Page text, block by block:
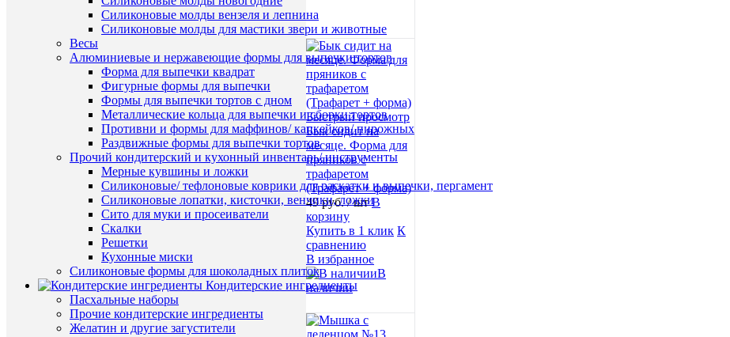
Силиконовые молды вензеля и лепнина
Силиконовые молды для мастики звери и животные
Весы
Алюминиевые и нержавеющие формы для выпечки тортов
Форма для выпечки квадрат
Фигурные формы для выпечки
Формы для выпечки тортов с дном
Металлические кольца для выпечки и сборки тортов
Противни и формы для маффинов/ капкейков/ пирожных
Раздвижные формы для выпечки тортов
Прочий кондитерский и кухонный инвентарь/ инструменты
Мерные кувшины и ложки
Силиконовые/ тефлоновые коврики для раскатки и выпечки, пергамент
Силиконовые лопатки, кисточки, венчики, ложки
Сито для муки и просеиватели
Скалки
Решетки
Кухонные миски
Силиконовые формы для шоколадных плиток
Кондитерские ингредиенты
Пасхальные наборы
Прочие кондитерские ингредиенты
Желатин и другие загустители
Быстрый просмотр
Бык сидит на
месяце. Форма для
пряников с
трафаретом
(Трафарет + форма)
49 руб./ шт В
корзину
Купить в 1 клик К
сравнению
В избранное
В
наличии